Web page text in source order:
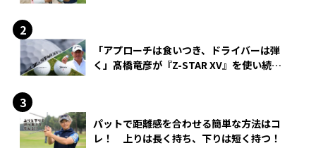
「アプローチは食いつき、ドライバーは弾
く」髙橋竜彦が『Z-STAR XV』を使い続け
パットで距離感を合わせる簡単な方法はコ
レ！ 上りは長く持ち、下りは短く持つ！